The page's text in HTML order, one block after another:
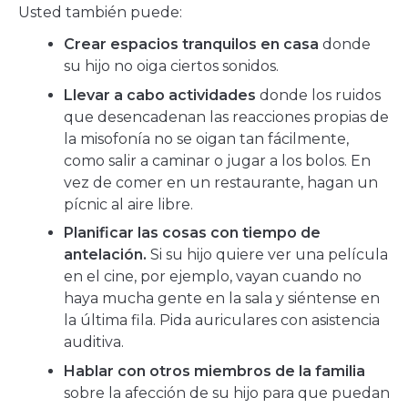
Usted también puede:
Crear espacios tranquilos en casa donde
su hijo no oiga ciertos sonidos.
Llevar a cabo actividades donde los ruidos
que desencadenan las reacciones propias de
la misofonía no se oigan tan fácilmente,
como salir a caminar o jugar a los bolos. En
vez de comer en un restaurante, hagan un
pícnic al aire libre.
Planificar las cosas con tiempo de
antelación. Si su hijo quiere ver una película
en el cine, por ejemplo, vayan cuando no
haya mucha gente en la sala y siéntense en
la última fila. Pida auriculares con asistencia
auditiva.
Hablar con otros miembros de la familia
sobre la afección de su hijo para que puedan